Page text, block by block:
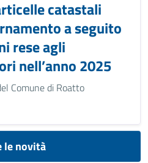
catastali
a seguito
rese agli
nell’anno 2025
Comune di Roatto
le novità